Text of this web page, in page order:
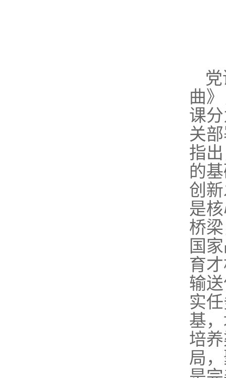
曲
课
关
指
的
创
是
桥
国
育
输
实
基
培
局